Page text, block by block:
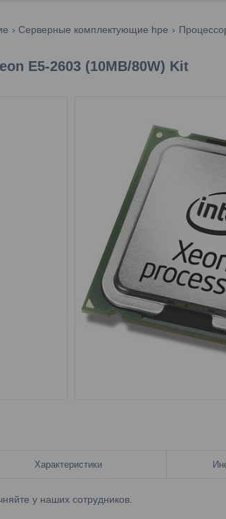
Серверные комплектующие hpe
E5-2603 (10MB/80W) Kit
Характеристики
у наших сотрудников.